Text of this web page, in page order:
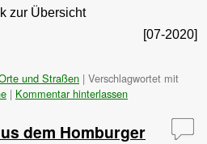
zur Übersicht
[07-2020]
und Straßen | Verschlagwortet mit
| Kommentar hinterlassen
dem Homburger